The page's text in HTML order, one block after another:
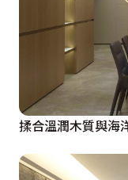
揉合溫潤木質與海